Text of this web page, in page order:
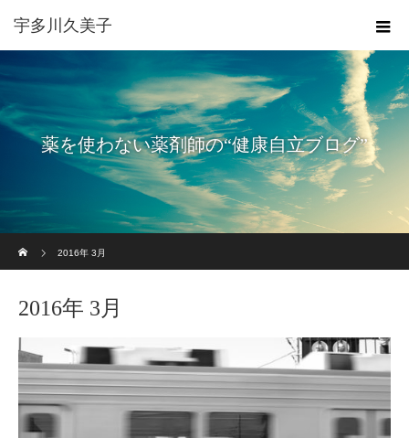
宇多川久美子
薬を使わない薬剤師の“健康自立ブログ”
2016年 3月
2016年 3月